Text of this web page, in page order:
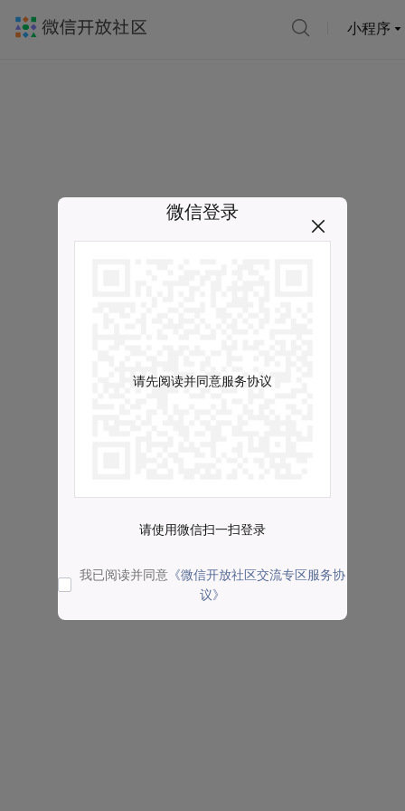
小程序
微信登录
请先阅读并同意服务协议
请使用微信扫一扫登录
我已阅读并同意 《微信开放社区交流专区服务协
议》